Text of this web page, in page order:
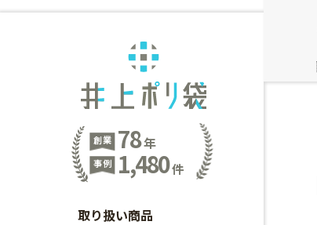
創業 78年
事例 1,480件
取り扱い商品